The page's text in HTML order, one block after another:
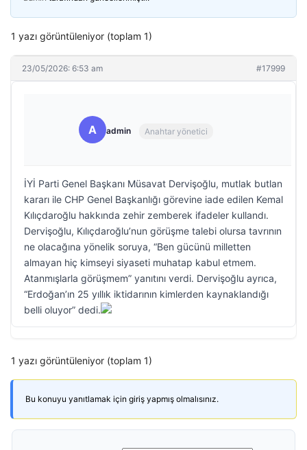
1 yazı görüntüleniyor (toplam 1)
23/05/2026: 6:53 am #17999
A admin Anahtar yönetici
İYİ Parti Genel Başkanı Müsavat Dervişoğlu, mutlak butlan
kararı ile CHP Genel Başkanlığı görevine iade edilen Kemal
Kılıçdaroğlu hakkında zehir zemberek ifadeler kullandı.
Dervişoğlu, Kılıçdaroğlu’nun görüşme talebi olursa tavrının
ne olacağına yönelik soruya, “Ben gücünü milletten
almayan hiç kimseyi siyaseti muhatap kabul etmem.
Atanmışlarla görüşmem” yanıtını verdi. Dervişoğlu ayrıca,
“Erdoğan’ın 25 yıllık iktidarının kimlerden kaynaklandığı
belli oluyor” dedi.
1 yazı görüntüleniyor (toplam 1)
Bu konuyu yanıtlamak için giriş yapmış olmalısınız.